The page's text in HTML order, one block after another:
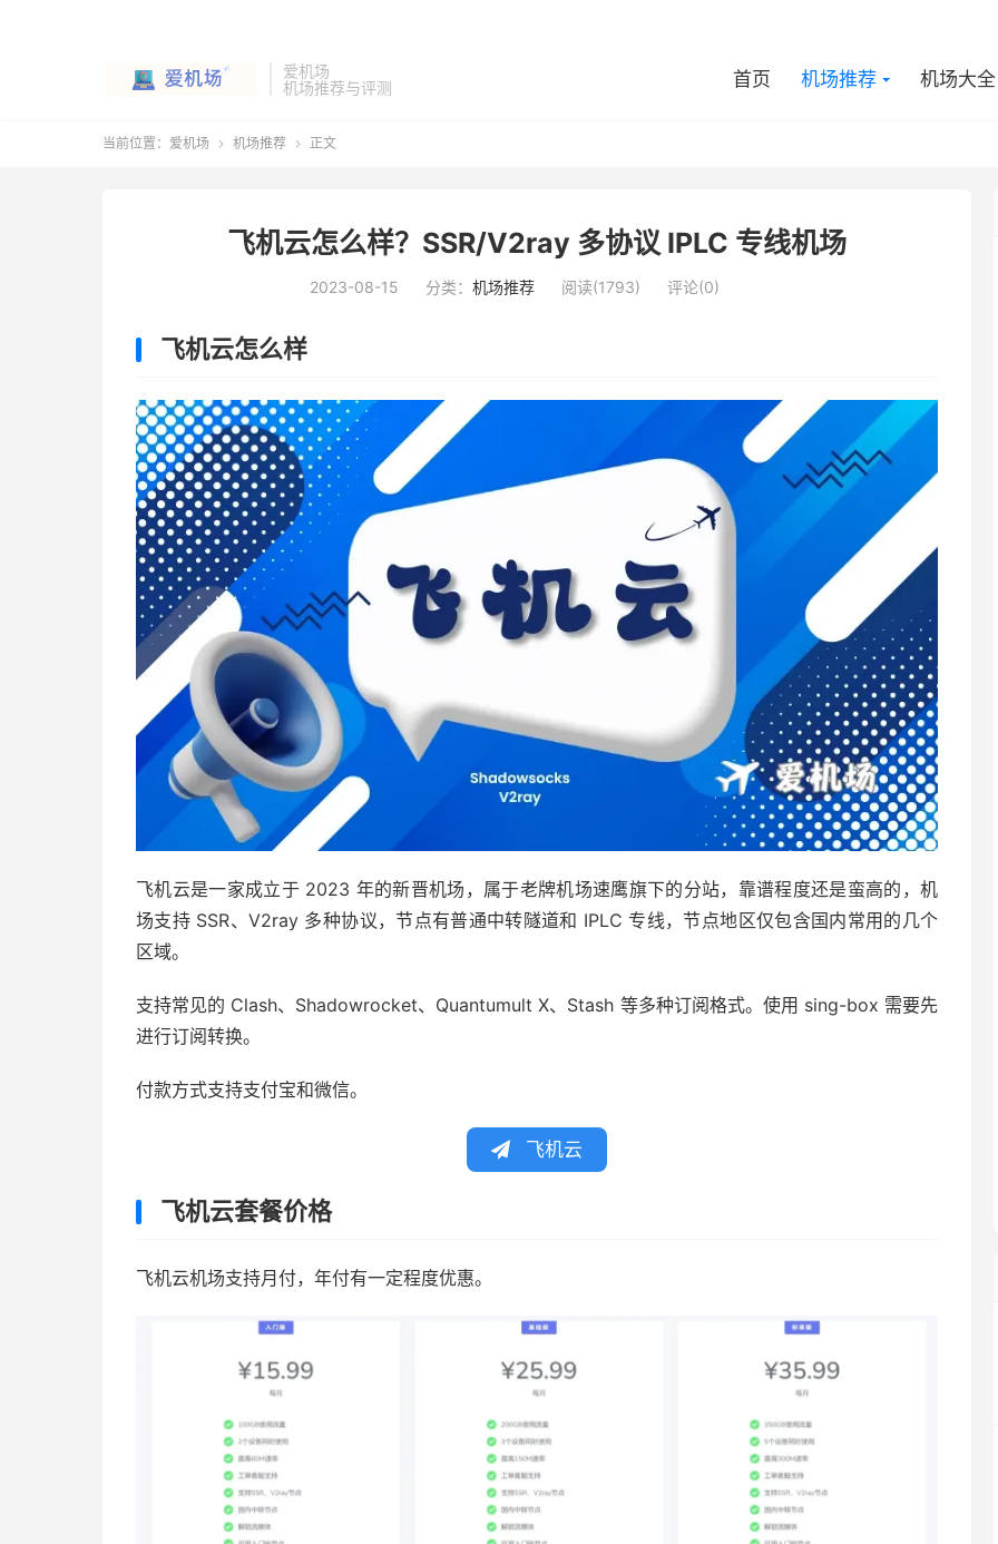
爱机场
机场推荐与评测
首页 机场推荐 机场大全
当前位置： 爱机场  机场推荐  正文
飞机云怎么样？SSR/V2ray 多协议 IPLC 专线机场
2023-08-15 分类： 机场推荐 阅读(1793) 评论(0)
飞机云怎么样
飞机云是一家成立于 2023 年的新晋机场，属于老牌机场速鹰旗下的分站，靠谱程度还是蛮高的，机
场支持 SSR、V2ray 多种协议，节点有普通中转隧道和 IPLC 专线，节点地区仅包含国内常用的几个
区域。
支持常见的 Clash、Shadowrocket、Quantumult X、Stash 等多种订阅格式。使用 sing-box 需要先
进行订阅转换。
付款方式支持支付宝和微信。
飞机云
飞机云套餐价格
飞机云机场支持月付，年付有一定程度优惠。